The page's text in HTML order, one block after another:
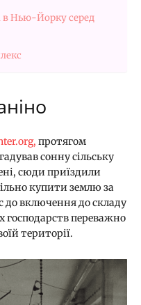
в Нью-Йорку серед
протягом
сонну сільську
сюди приїздили
купити землю за
до включення до складу
господарств переважно
території.